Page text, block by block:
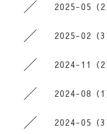
2025-05（
2025-02（
2024-11（
2024-08（
2024-05（